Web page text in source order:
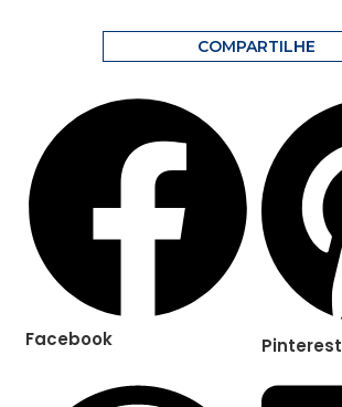
COMPARTILHE
Facebook Pinterest